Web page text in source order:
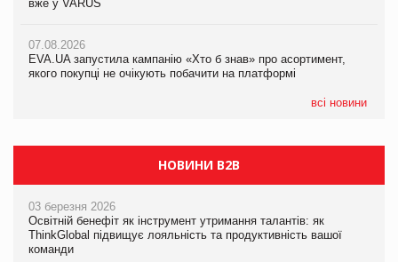
вже у VARUS
07.08.2026
EVA.UA запустила кампанію «Хто б знав» про асортимент,
якого покупці не очікують побачити на платформі
всі новини
Смачна новинка для хвостатих: у VARUS з’явилися паучі
05.08.2026
Мережа супермаркетів VARUS купує мережу магазинів
НОВИНИ B2B
03 березня 2026
Освітній бенефіт як інструмент утримання талантів: як
ThinkGlobal підвищує лояльність та продуктивність вашої
команди